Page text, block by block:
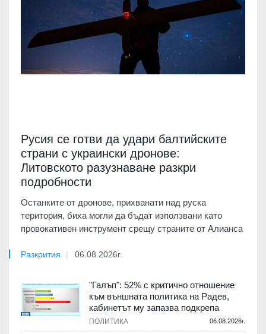
Русия се готви да удари балтийските
страни с украински дронове:
Литовското разузнаване разкри
подробности
Останките от дронове, прихванати над руска
територия, биха могли да бъдат използвани като
провокативен инструмент срещу страните от Алианса
Разкрития 06.08.2026г.
"Галъп": 52% с критично отношение
към външната политика на Радев,
кабинетът му запазва подкрепа
ПОЛИТИКА 06.08.2026г.